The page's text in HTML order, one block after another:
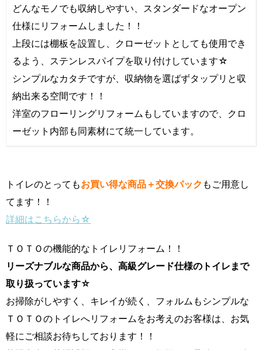
どんなモノでも収納しやすい、スタンダードなオープン
仕様にリフォームしました！！
上段には棚板を設置し、クローゼットとしても使用でき
るよう、ステンレスパイプを取り付けしています☆
シンプルなカタチですが、収納物を選ばずタップリと収
納出来る空間です！！
洋室のフローリングリフォームもしていますので、クロ
ーゼット内部も同素材にて統一しています。
トイレのとってもお買い得な商品＋交換パック もご用意し
てます！！
詳細はこちらから☆
ＴＯＴＯの機能的なトイレリフォーム！！
リーズナブルな商品から、高級グレード仕様のトイレまで
取り扱っています☆
お掃除がしやすく、キレイが続く、フォルムもシンプルな
ＴＯＴＯのトイレへリフォームをお考えのお客様は、お気
軽にご相談お待ちしております！！